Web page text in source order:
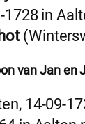
in
van Jan en
14-09-